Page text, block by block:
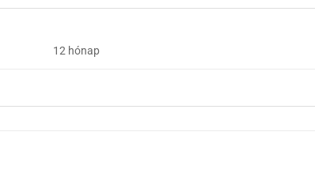
12 hónap